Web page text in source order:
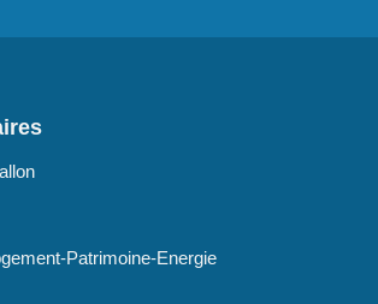
Patrimoine-Energie